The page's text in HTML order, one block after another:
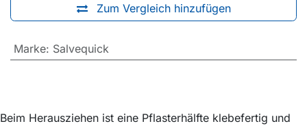
Zum Vergleich hinzufügen
Marke: Salvequick
Beim Herausziehen ist eine Pflasterhälfte klebefertig und